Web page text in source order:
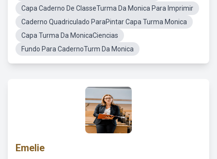
Capa Caderno De ClasseTurma Da Monica Para Imprimir
Caderno Quadriculado ParaPintar Capa Turma Monica
Capa Turma Da MonicaCiencias
Fundo Para CadernoTurm Da Monica
Emelie